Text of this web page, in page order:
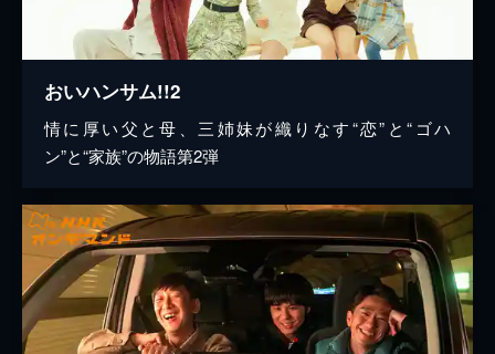
おいハンサム!!2
情に厚い父と母、三姉妹が織りなす“恋”と“ゴハ
ン”と“家族”の物語第2弾